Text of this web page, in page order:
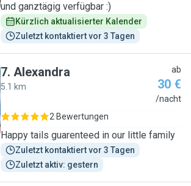
und ganztägig verfügbar :)
Kürzlich aktualisierter Kalender
Zuletzt kontaktiert vor 3 Tagen
7. Alexandra
5.1 km
ab
30 €
/nacht
2 Bewertungen
Happy tails guarenteed in our little family
Zuletzt kontaktiert vor 3 Tagen
Zuletzt aktiv: gestern